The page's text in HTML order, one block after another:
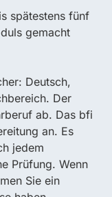
spätestens fünf
gemacht
Deutsch,
Der
ab. Das bfi
an. Es
jedem
Prüfung. Wenn
Sie ein